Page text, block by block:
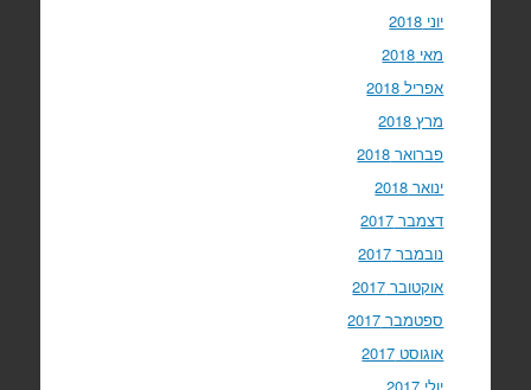
יוני 2018
מאי 2018
אפריל 2018
מרץ 2018
פברואר 2018
ינואר 2018
דצמבר 2017
נובמבר 2017
אוקטובר 2017
ספטמבר 2017
אוגוסט 2017